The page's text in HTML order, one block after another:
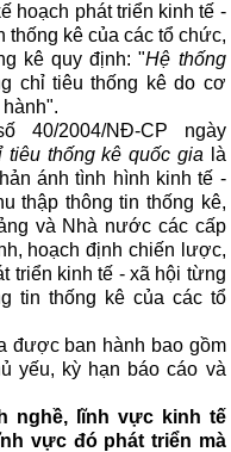
hoạch phát triển kinh tế -
thống kê của các tổ chức,
kê quy định: "Hệ thống
chỉ tiêu thống kê do cơ
2004/NĐ-CP ngày
tiêu thống kê quốc gia là
ánh tình hình kinh tế -
thập thông tin thống kê,
và Nhà nước các cấp
hoạch định chiến lược,
triển kinh tế - xã hội từng
tin thống kê của các tổ
được ban hành bao gồm
yếu, kỳ hạn báo cáo và
nghề, lĩnh vực kinh tế
vực đó phát triển mà